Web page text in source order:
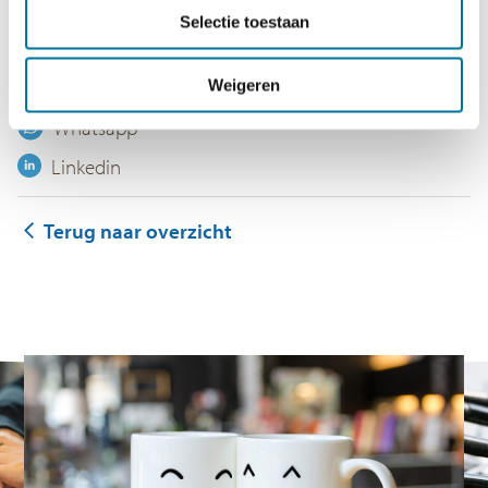
Selectie toestaan
Weigeren
Facebook
Whatsapp
Linkedin
Terug naar overzicht